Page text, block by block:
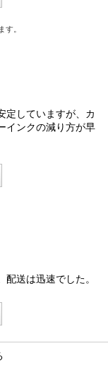
す。
定していますが、カ
インクの減り方が早
送は迅速でした。